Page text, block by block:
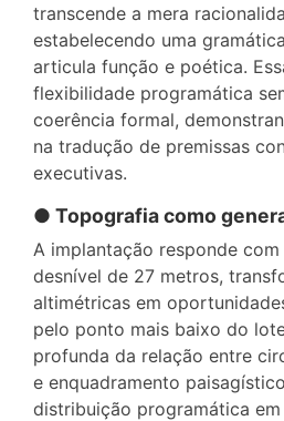
transcende a mera
estabelecendo uma
articula função e poética.
flexibilidade programática
coerência formal,
na tradução de premissas
executivas.
● Topografia como
A implantação responde
desnível de 27 metros,
altimétricas em
pelo ponto mais baixo do
profunda da relação entre
e enquadramento
distribuição programática